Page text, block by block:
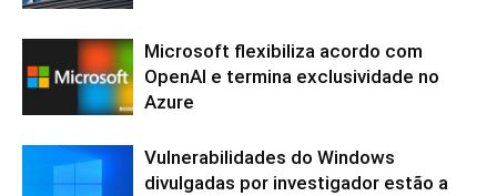
Microsoft flexibiliza acordo com
OpenAI e termina exclusividade no
Azure
Vulnerabilidades do Windows
divulgadas por investigador estão a